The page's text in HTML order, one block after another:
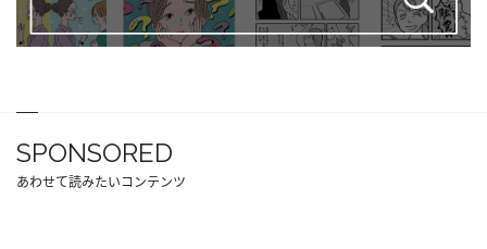
SPONSORED
あわせて読みたいコンテンツ